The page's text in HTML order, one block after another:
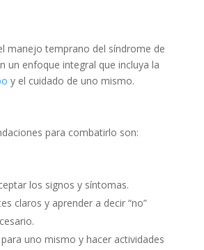
manejo temprano del síndrome de
un enfoque integral que incluya la
y el cuidado de uno mismo.
para combatirlo son:
los signos y síntomas.
claros y aprender a decir “no”
uno mismo y hacer actividades